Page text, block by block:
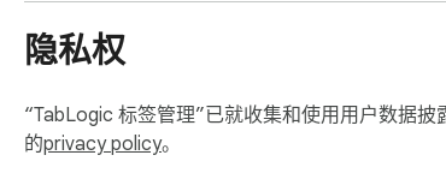
隐私权
“TabLogic 标签管理”已就收集和使用用户数据
的privacy policy。